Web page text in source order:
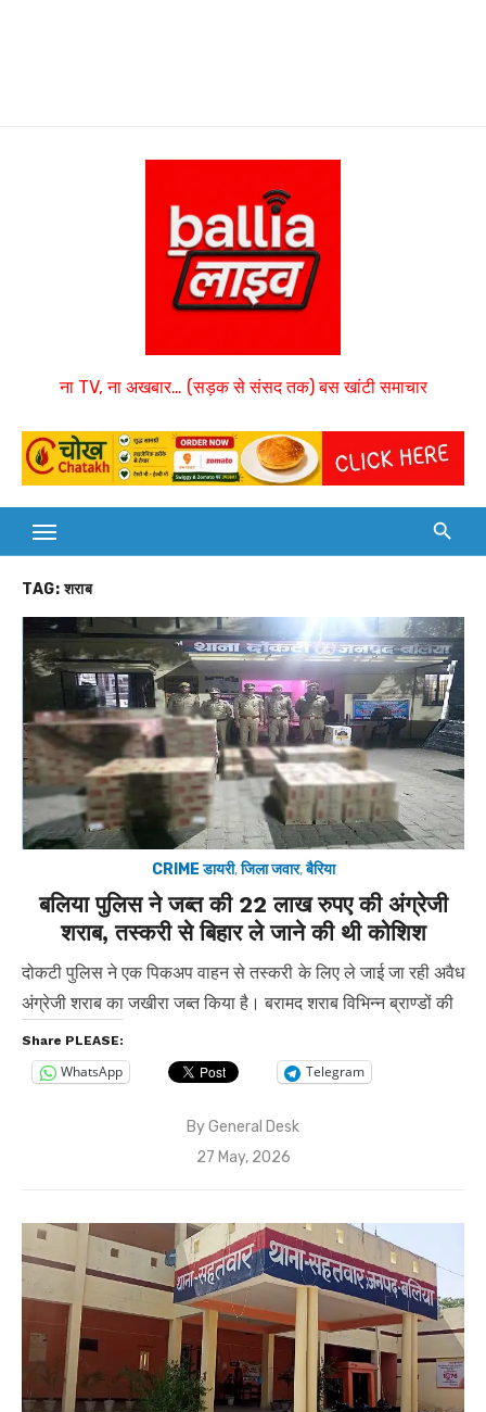
ना TV, ना अखबार… (सड़क से संसद तक) बस खांटी समाचार
TAG:शराब
CRIME डायरी,जिला जवार,बैरिया
बलिया पुलिस ने जब्त की 22 लाख रुपए की अंग्रेजी
शराब, तस्करी से बिहार ले जाने की थी कोशिश
दोकटी पुलिस ने एक पिकअप वाहन से तस्करी के लिए ले जाई जा रही अवैध
अंग्रेजी शराब का जखीरा जब्त किया है। बरामद शराब विभिन्न ब्राण्डों की
Share PLEASE:
WhatsApp Telegram
ByGeneral Desk
Posted
27 May, 2026